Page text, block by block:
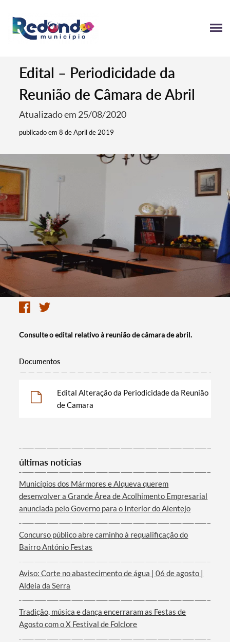
Termo de Pesquisa
Categorias gerais
Edital – Periodicidade da
Reunião de Câmara de Abril
Atualizado em 25/08/2020
publicado em 8 de April de 2019
Consulte o edital relativo à reunião de câmara de abril.
Documentos
Edital Alteração da Periodicidade da Reunião
de Camara
últimas notícias
Municípios dos Mármores e Alqueva querem
desenvolver a Grande Área de Acolhimento Empresarial
anunciada pelo Governo para o Interior do Alentejo
Concurso público abre caminho à requalificação do
Bairro António Festas
Aviso: Corte no abastecimento de água | 06 de agosto |
Aldeia da Serra
Tradição, música e dança encerraram as Festas de
Agosto com o X Festival de Folclore